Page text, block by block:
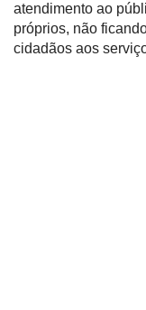
atendimento ao
próprios, não
cidadãos aos